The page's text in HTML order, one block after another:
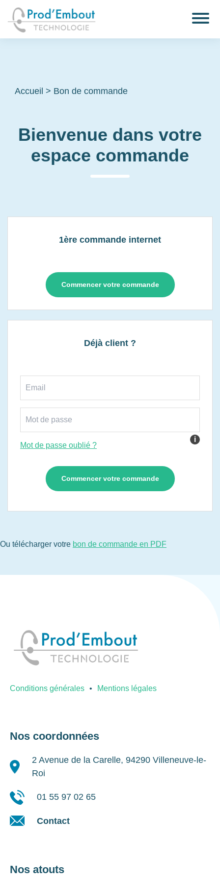
Accueil > Bon de commande
Bienvenue dans votre
espace commande
1ère commande internet
Commencer votre commande
Déjà client ?
i
Mot de passe oublié ?
Ou télécharger votre bon de commande en PDF
Conditions générales Mentions légales
Nos coordonnées
2 Avenue de la Carelle, 94290 Villeneuve-le-
Roi
01 55 97 02 65
Contact
Nos atouts